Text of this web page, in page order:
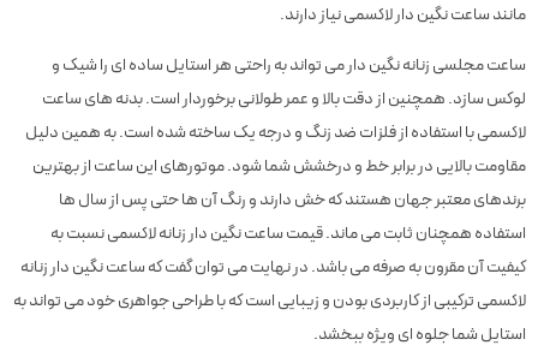
مانند ساعت نگین دار لاکسمی نیاز دارند.
ساعت مجلسی زنانه نگین دار می تواند به راحتی هر استایل ساده ای را شیک و
لوکس سازد. همچنین از دقت بالا و عمر طولانی برخوردار است. بدنه های ساعت
لاکسمی با استفاده از فلزات ضد زنگ و درجه یک ساخته شده است. به همین دلیل
مقاومت بالایی در برابر خط و درخشش شما شود. موتورهای این ساعت از بهترین
برندهای معتبر جهان هستند که خش دارند و رنگ آن ها حتی پس از سال ها
استفاده همچنان ثابت می ماند. قیمت ساعت نگین دار زنانه لاکسمی نسبت به
کیفیت آن مقرون به صرفه می باشد. در نهایت می توان گفت که ساعت نگین دار زنانه
لاکسمی ترکیبی از کاربردی بودن و زیبایی است که با طراحی جواهری خود می تواند به
استایل شما جلوه ای ویژه ببخشد.